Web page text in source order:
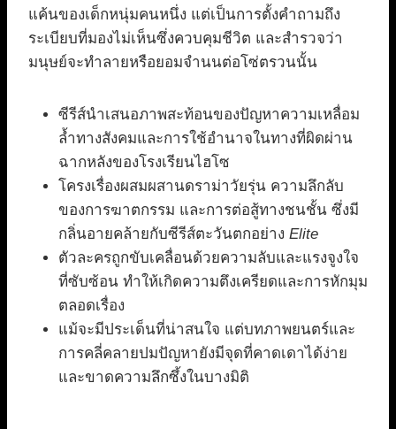
แค้นของเด็กหนุ่มคนหนึ่ง แต่เป็นการตั้งคำถามถึง
ระเบียบที่มองไม่เห็นซึ่งควบคุมชีวิต และสำรวจว่า
มนุษย์จะทำลายหรือยอมจำนนต่อโซ่ตรวนนั้น
ซีรีส์นำเสนอภาพสะท้อนของปัญหาความเหลื่อม
ล้ำทางสังคมและการใช้อำนาจในทางที่ผิดผ่าน
ฉากหลังของโรงเรียนไฮโซ
โครงเรื่องผสมผสานดราม่าวัยรุ่น ความลึกลับ
ของการฆาตกรรม และการต่อสู้ทางชนชั้น ซึ่งมี
กลิ่นอายคล้ายกับซีรีส์ตะวันตกอย่าง Elite
ตัวละครถูกขับเคลื่อนด้วยความลับและแรงจูงใจ
ที่ซับซ้อน ทำให้เกิดความตึงเครียดและการหักมุม
ตลอดเรื่อง
แม้จะมีประเด็นที่น่าสนใจ แต่บทภาพยนตร์และ
การคลี่คลายปมปัญหายังมีจุดที่คาดเดาได้ง่าย
และขาดความลึกซึ้งในบางมิติ